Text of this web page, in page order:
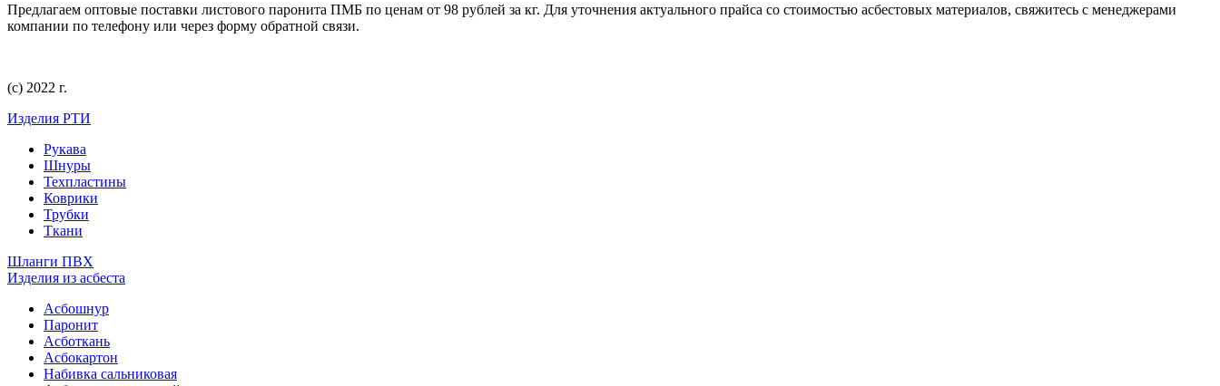
Предлагаем оптовые поставки листового паронита ПМБ по ценам от 98 рублей за кг. Для уточнения актуального прайса со стоимостью асбестовых материалов, свяжитесь с менеджерами
компании по телефону или через форму обратной связи.
(с) 2022 г.
Изделия РТИ
Рукава
Шнуры
Техпластины
Коврики
Трубки
Ткани
Шланги ПВХ
Изделия из асбеста
Асбошнур
Паронит
Асботкань
Асбокартон
Набивка сальниковая